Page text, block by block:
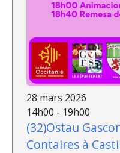
28 mars 2026
14h00 - 19h00
(32)Ostau
Contaires à